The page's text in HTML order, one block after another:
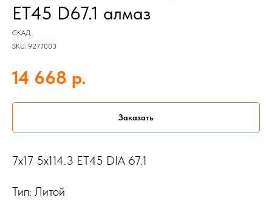
ET45 D67.1 алмаз
СКАД
SKU: 9277003
14 668 р.
Заказать
7x17 5x114.3 ET45 DIA 67.1
Тип: Литой